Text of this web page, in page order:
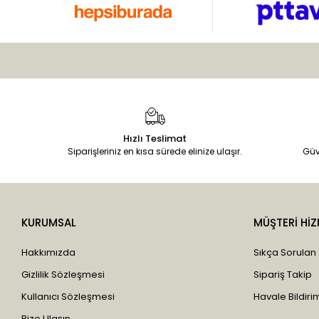
Bee Garden
Blue Ocean
Çavuşoğlu
Çaykur
Cemilefendi
Hızlı Teslimat
Siparişleriniz en kısa sürede elinize ulaşır.
KURUMSAL
Hakkımızda
Gizlilik Sözleşmesi
Kullanıcı Sözleşmesi
MÜŞTERİ
Sıkça
Sipariş Takip
Havale